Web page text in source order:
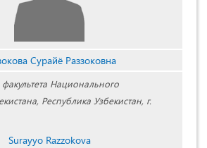
Сурайё Раззоковна
Национального
Республика Узбекистан, г.
Surayyo Razzokova